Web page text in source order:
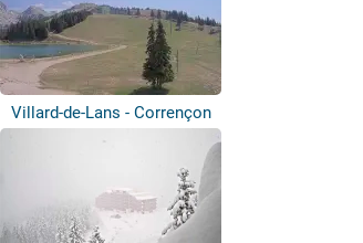
Villard-de-Lans - Corrençon